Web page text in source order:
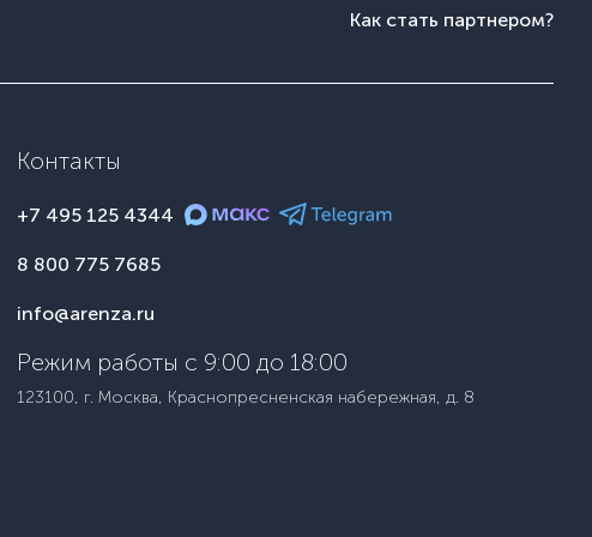
Как стать партнером?
Контакты
+7 495 125 4344
8 800 775 7685
info@arenza.ru
Режим работы с 9:00 до 18:00
123100, г. Москва, Краснопресненская набережная, д. 8